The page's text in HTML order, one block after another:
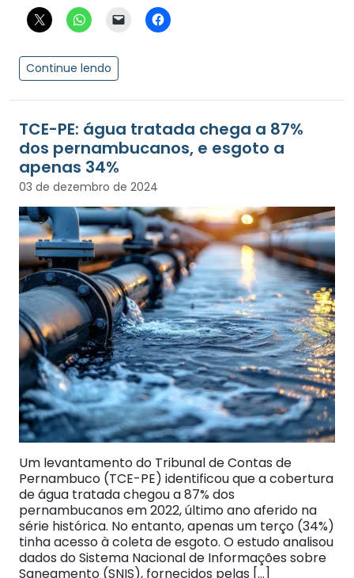
Continue lendo
TCE-PE: água tratada chega a 87%
dos pernambucanos, e esgoto a
apenas 34%
03 de dezembro de 2024
Um levantamento do Tribunal de Contas de
Pernambuco (TCE-PE) identificou que a cobertura
de água tratada chegou a 87% dos
pernambucanos em 2022, último ano aferido na
série histórica. No entanto, apenas um terço (34%)
tinha acesso à coleta de esgoto. O estudo analisou
dados do Sistema Nacional de Informações sobre
Saneamento (SNIS), fornecidos pelas […]